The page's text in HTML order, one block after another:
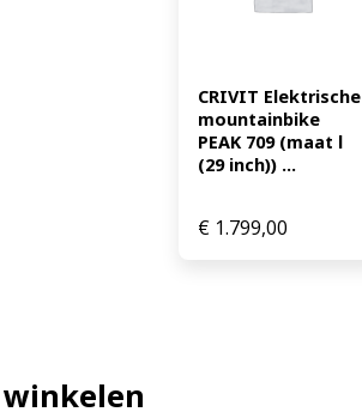
CRIVIT Elektrische
mountainbike
PEAK 709 (maat l
(29 inch)) ...
€ 1.799,00